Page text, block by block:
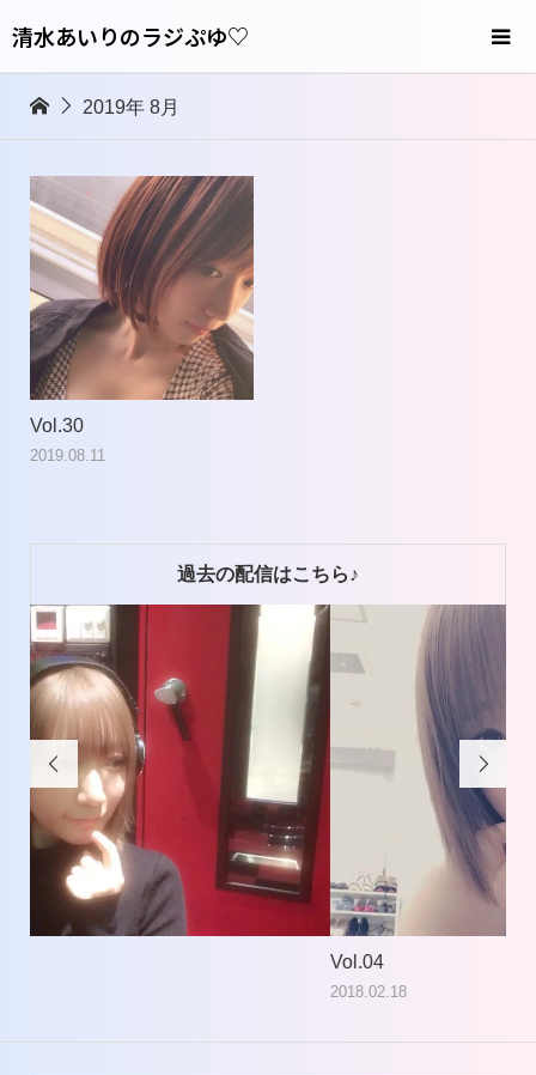
清水あいりのラジぷゆ♡
2019年 8月
Vol.30
2019.08.11
過去の配信はこちら♪
 